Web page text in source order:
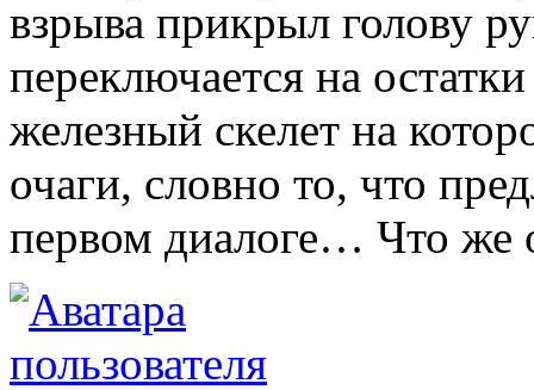
взрыва прикрыл голову
переключается на
железный скелет на
очаги, словно то, что
первом диалоге… Что же